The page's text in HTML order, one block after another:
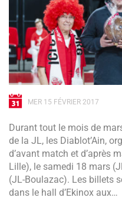
MER 15 FÉVRIER 2017
Durant tout le mois de
de la JL, les Diablot’Ain,
d’avant match et d’après
Lille), le samedi 18 mars
(JL-Boulazac). Les billets
dans le hall d’Ekinox aux…